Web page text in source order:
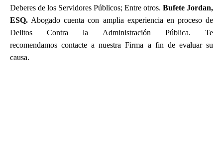
Deberes de los Servidores Públicos; Entre otros. Bufete Jordan,
ESQ. Abogado cuenta con amplia experiencia en proceso de
Delitos Contra la Administración Pública. Te
recomendamos contacte a nuestra Firma a fin de evaluar su
causa.